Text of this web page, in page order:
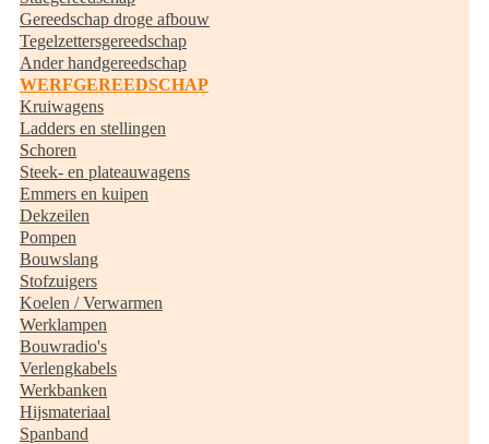
Gereedschap droge afbouw
Tegelzettersgereedschap
Ander handgereedschap
WERFGEREEDSCHAP
Kruiwagens
Ladders en stellingen
Schoren
Steek- en plateauwagens
Emmers en kuipen
Dekzeilen
Pompen
Bouwslang
Stofzuigers
Koelen / Verwarmen
Werklampen
Bouwradio's
Verlengkabels
Werkbanken
Hijsmateriaal
Spanband